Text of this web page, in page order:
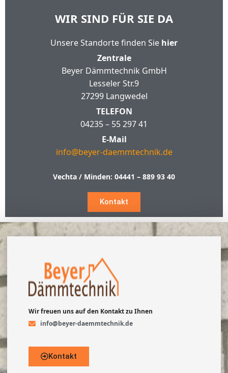
WIR SIND FÜR SIE DA
Unsere Standorte finden Sie hier
Zentrale
Beyer Dämmtechnik GmbH
Lesseler Str.9
27299 Langwedel
TELEFON
04235 – 55 297 41
E-Mail
info@beyer-daemmtechnik.de
Vechta / Minden: 04441 – 889 93 40
Kontakt
Wir freuen uns auf den Kontakt zu Ihnen
info@beyer-daemmtechnik.de
Kontakt